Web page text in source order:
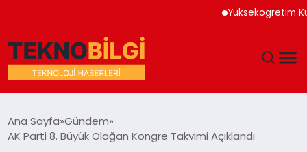
Yuksekogretim
Ana Sayfa Gündem
AK Parti 8. Büyük Olağan Kongre Takvimi Açıklandı